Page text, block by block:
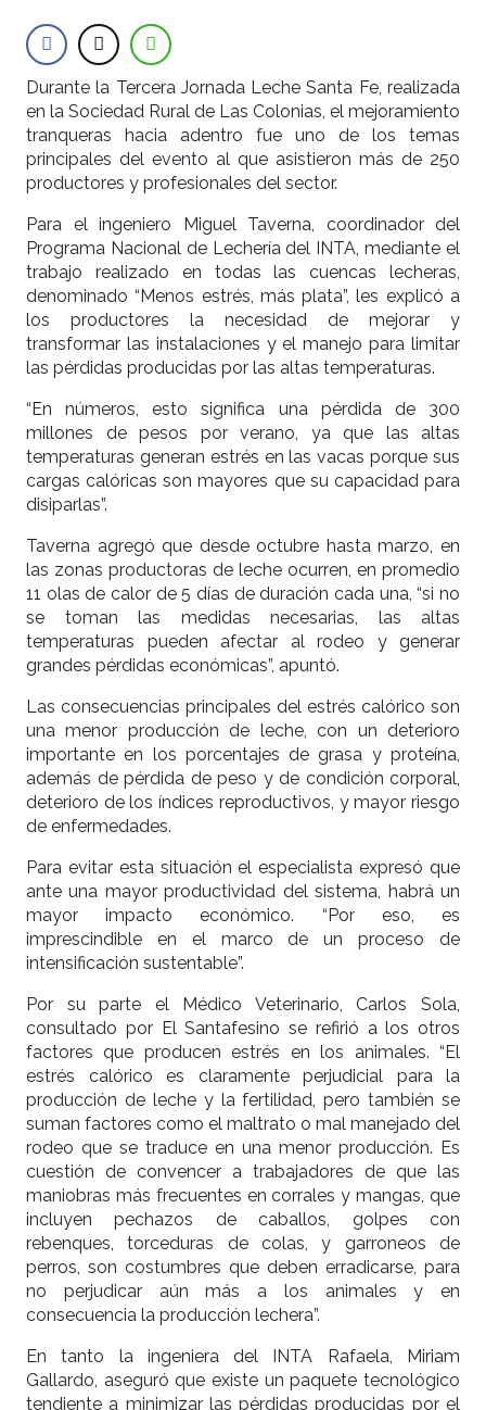
Durante la Tercera Jornada Leche Santa Fe, realizada
en la Sociedad Rural de Las Colonias, el mejoramiento
tranqueras hacia adentro fue uno de los temas
principales del evento al que asistieron más de 250
productores y profesionales del sector.
Para el ingeniero Miguel Taverna, coordinador del
Programa Nacional de Lechería del INTA, mediante el
trabajo realizado en todas las cuencas lecheras,
denominado “Menos estrés, más plata”, les explicó a
los productores la necesidad de mejorar y
transformar las instalaciones y el manejo para limitar
las pérdidas producidas por las altas temperaturas.
“En números, esto significa una pérdida de 300
millones de pesos por verano, ya que las altas
temperaturas generan estrés en las vacas porque sus
cargas calóricas son mayores que su capacidad para
disiparlas”.
Taverna agregó que desde octubre hasta marzo, en
las zonas productoras de leche ocurren, en promedio
11 olas de calor de 5 días de duración cada una, “si no
se toman las medidas necesarias, las altas
temperaturas pueden afectar al rodeo y generar
grandes pérdidas económicas”, apuntó.
Las consecuencias principales del estrés calórico son
una menor producción de leche, con un deterioro
importante en los porcentajes de grasa y proteína,
además de pérdida de peso y de condición corporal,
deterioro de los índices reproductivos, y mayor riesgo
de enfermedades.
Para evitar esta situación el especialista expresó que
ante una mayor productividad del sistema, habrá un
mayor impacto económico. “Por eso, es
imprescindible en el marco de un proceso de
intensificación sustentable”.
Por su parte el Médico Veterinario, Carlos Sola,
consultado por El Santafesino se refirió a los otros
factores que producen estrés en los animales. “El
estrés calórico es claramente perjudicial para la
producción de leche y la fertilidad, pero también se
suman factores como el maltrato o mal manejado del
rodeo que se traduce en una menor producción. Es
cuestión de convencer a trabajadores de que las
maniobras más frecuentes en corrales y mangas, que
incluyen pechazos de caballos, golpes con
rebenques, torceduras de colas, y garroneos de
perros, son costumbres que deben erradicarse, para
no perjudicar aún más a los animales y en
consecuencia la producción lechera”.
En tanto la ingeniera del INTA Rafaela, Miriam
Gallardo, aseguró que existe un paquete tecnológico
tendiente a minimizar las pérdidas producidas por el